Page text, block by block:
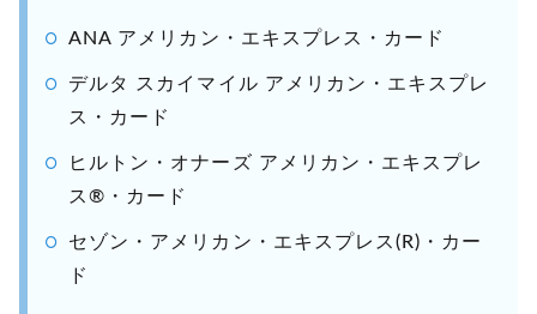
ANA アメリカン・エキスプレス・カード
デルタ スカイマイル アメリカン・エキスプレ
ス・カード
ヒルトン・オナーズ アメリカン・エキスプレ
ス®・カード
セゾン・アメリカン・エキスプレス(R)・カー
ド